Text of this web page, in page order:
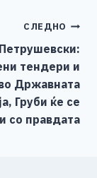
Li
n
k
СЛЕДНО
Петрушевски:
тендери и
Државната
Груби ќе се
со правдата